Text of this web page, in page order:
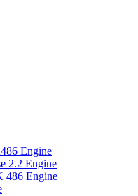
Engine
2.2 Engine
486 Engine